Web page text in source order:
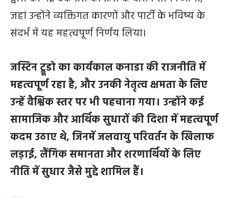
जहां उन्होंने व्यक्तिगत कारणों और पार्टी के भविष्य के
संदर्भ में यह महत्वपूर्ण निर्णय लिया।
जस्टिन ट्रूडो का कार्यकाल कनाडा की राजनीति में
महत्वपूर्ण रहा है, और उनकी नेतृत्व क्षमता के लिए
उन्हें वैश्विक स्तर पर भी पहचाना गया। उन्होंने कई
सामाजिक और आर्थिक सुधारों की दिशा में महत्वपूर्ण
कदम उठाए थे, जिनमें जलवायु परिवर्तन के खिलाफ
लड़ाई, लैंगिक समानता और शरणार्थियों के लिए
नीति में सुधार जैसे मुद्दे शामिल हैं।